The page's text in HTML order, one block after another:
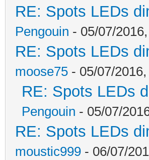
RE: Spots LEDs
Pengouin - 05/07/
RE: Spots LEDs
moose75 - 05/07/
RE: Spots LEDs
Pengouin - 05/07/
RE: Spots LEDs
moustic999 - 06/07/